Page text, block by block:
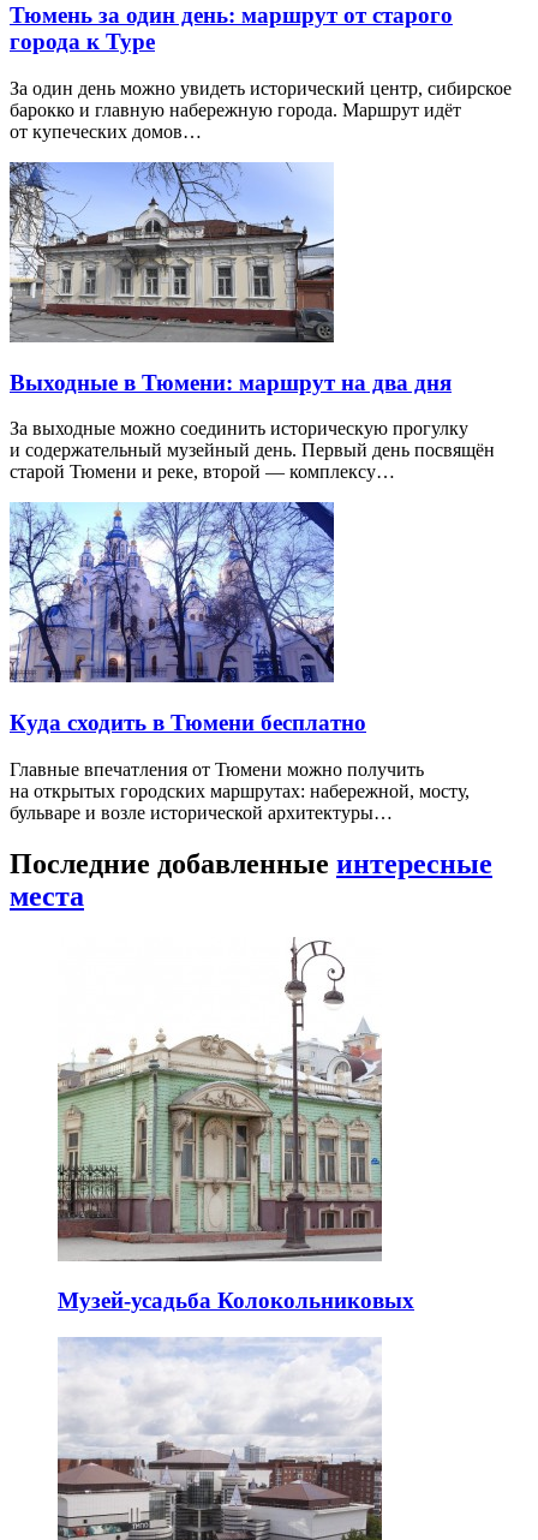
Тюмень за один день: маршрут от старого
города к Туре
За один день можно увидеть исторический центр, сибирское
барокко и главную набережную города. Маршрут идёт
от купеческих домов…
Выходные в Тюмени: маршрут на два дня
За выходные можно соединить историческую прогулку
и содержательный музейный день. Первый день посвящён
старой Тюмени и реке, второй — комплексу…
Куда сходить в Тюмени бесплатно
Главные впечатления от Тюмени можно получить
на открытых городских маршрутах: набережной, мосту,
бульваре и возле исторической архитектуры…
Последние добавленные интересные
места
Музей-усадьба Колокольниковых